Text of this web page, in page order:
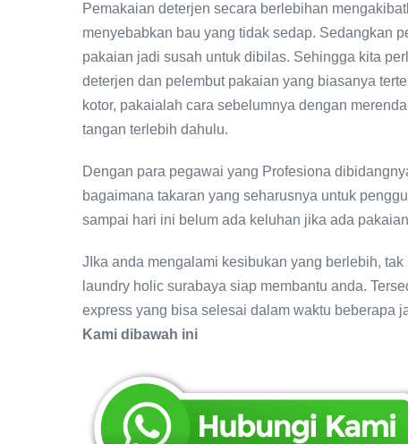
Pemakaian deterjen secara berlebihan
menyebabkan bau yang tidak sedap. Sedangkan
pakaian jadi susah untuk dibilas. Sehingga kita
deterjen dan pelembut pakaian yang biasanya
kotor, pakaialah cara sebelumnya dengan
tangan terlebih dahulu.
Dengan para pegawai yang Profesiona
bagaimana takaran yang seharusnya untuk
sampai hari ini belum ada keluhan jika ada
JIka anda mengalami kesibukan yang berlebih,
laundry holic surabaya siap membantu anda.
express yang bisa selesai dalam waktu beberapa
Kami dibawah ini